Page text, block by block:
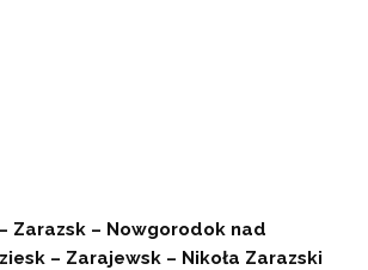
Zarazsk – Nowgorodok nad
– Zarajewsk – Nikoła Zarazski